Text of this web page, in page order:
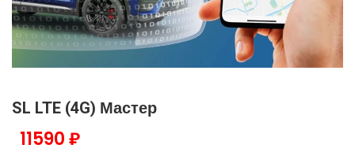
SL LTE (4G) Мастер
11590 ₽